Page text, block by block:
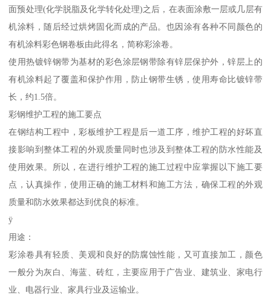
面预处理(化学脱脂及化学转化处理)之后，在表面涂敷一层或几层有
机涂料，随后经过烘烤固化而成的产品。也因涂有各种不同颜色的
有机涂料彩色钢卷板由此得名，简称彩涂卷。
使用热镀锌钢带为基材的彩色涂层钢带除有锌层保护外，锌层上的
有机涂料起了覆盖和保护作用，防止钢带生锈，使用寿命比镀锌带
长，约1.5倍。
彩钢维护工程的施工要点
在钢结构工程中，彩板维护工程是后一道工序，维护工程的好坏直
接影响到整体工程的外观质量同时也涉及到整体工程的防水性能及
使用效果。所以，在进行维护工程的施工过程中应掌握以下施工要
点，认真操作，使用正确的施工材料和施工方法，确保工程的外观
质量和防水效果都达到优良的标准。
ÿ
用途：
彩涂卷具有轻质、美观和良好的防腐蚀性能，又可直接加工，颜色
一般分为灰白、海蓝、砖红，主要应用于广告业、建筑业、家电行
业、电器行业、家具行业及运输业。